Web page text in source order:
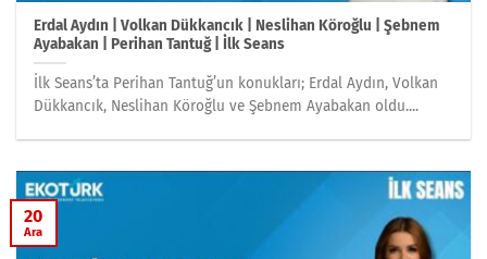
Erdal Aydın | Volkan Dükkancık | Neslihan Köroğlu | Şebnem
Ayabakan | Perihan Tantuğ | İlk Seans
İlk Seans’ta Perihan Tantuğ’un konukları; Erdal Aydın, Volkan
Dükkancık, Neslihan Köroğlu ve Şebnem Ayabakan oldu....
20
Ara